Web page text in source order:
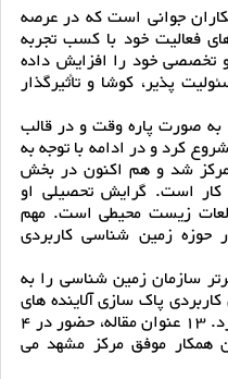
متولد 1357 از همکاران جوانی است که در عرصه
فعالیت خود با کسب تجربه
و تخصصی خود را افزایش داده
پذیر، کوشا و تأثیرگذار
صورت پاره وقت و در قالب
با این مرکز شروع کرد و در ادامه با توجه به
شد و هم اکنون در بخش
است. گرایش تحصیلی او
زیست محیطی است. مهم
زمین شناسی کاربردی
برتر سازمان زمین شناسی را به
پاک سازی آلاینده های
زیست محیطی" را در کارنامه خود دارد. 13 عنوان مقاله، حضور در 4
همکار موفق مرکز مشهد می